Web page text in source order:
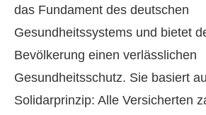
das Fundament des deutschen
Gesundheitssystems und bietet
Bevölkerung einen verlässlichen
Gesundheitsschutz. Sie basiert
Solidarprinzip: Alle Versicherten